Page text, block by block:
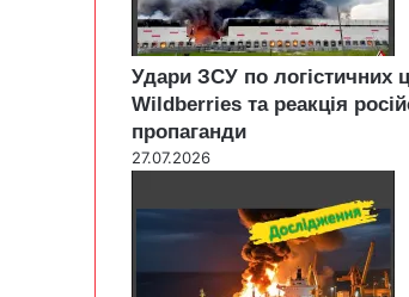
Удари ЗСУ по логістичних
Wildberries та реакція
пропаганди
27.07.2026